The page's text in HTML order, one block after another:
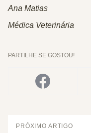
Ana Matias
Médica Veterinária
PARTILHE SE GOSTOU!
PRÓXIMO ARTIGO